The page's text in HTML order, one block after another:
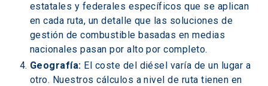
estatales y federales específicos que se aplican
en cada ruta, un detalle que las soluciones de
gestión de combustible basadas en medias
nacionales pasan por alto por completo.
Geografía: El coste del diésel varía de un lugar a
otro. Nuestros cálculos a nivel de ruta tienen en